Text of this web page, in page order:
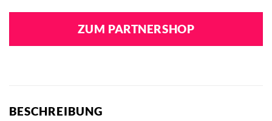
ZUM PARTNERSHOP
BESCHREIBUNG